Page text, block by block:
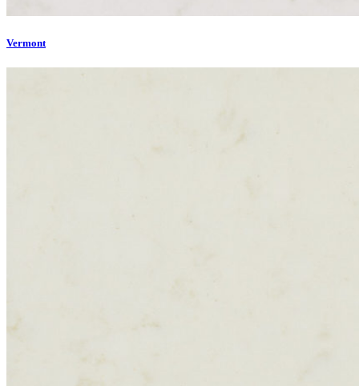
Vermont